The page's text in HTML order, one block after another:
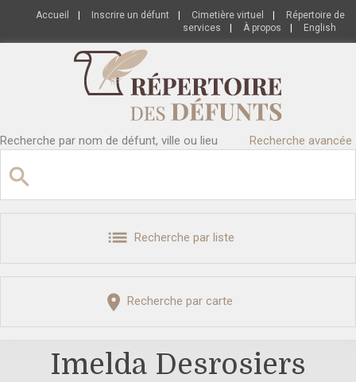
Accueil Inscrire un défunt Cimetière virtuel
Répertoire de
services
À propos English
Recherche par nom de défunt, ville ou lieu Recherche avancée
Recherche par liste
Recherche par carte
Imelda Desrosiers